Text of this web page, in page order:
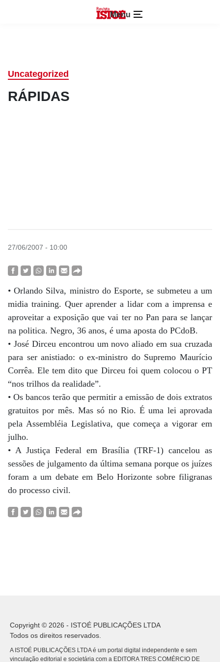
Menu
Uncategorized
RÁPIDAS
27/06/2007 - 10:00
• Orlando Silva, ministro do Esporte, se submeteu a um
midia training. Quer aprender a lidar com a imprensa e
aproveitar a exposição que vai ter no Pan para se lançar
na politica. Negro, 36 anos, é uma aposta do PCdoB.
• José Dirceu encontrou um novo aliado em sua cruzada
para ser anistiado: o ex-ministro do Supremo Maurício
Corrêa. Ele tem dito que Dirceu foi quem colocou o PT
“nos trilhos da realidade”.
• Os bancos terão que permitir a emissão de dois extratos
gratuitos por mês. Mas só no Rio. É uma lei aprovada
pela Assembléia Legislativa, que começa a vigorar em
julho.
• A Justiça Federal em Brasília (TRF-1) cancelou as
sessões de julgamento da última semana porque os juízes
foram a um debate em Belo Horizonte sobre filigranas
do processo civil.
Copyright © 2026 - ISTOÉ PUBLICAÇÕES LTDA
Todos os direitos reservados.
A ISTOÉ PUBLICAÇÕES LTDA é um portal digital independente e sem
vinculação editorial e societária com a EDITORA TRES COMÉRCIO DE